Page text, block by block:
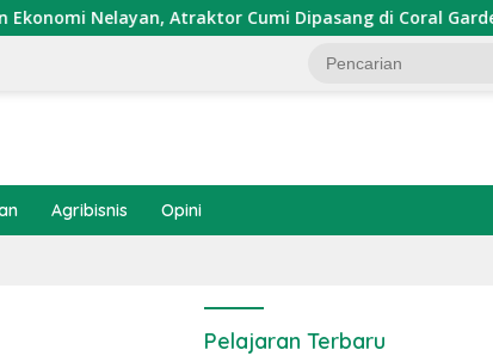
Nelayan, Atraktor Cumi Dipasang di Coral Garden
Agribisnis Opini
Pelajaran Terbaru